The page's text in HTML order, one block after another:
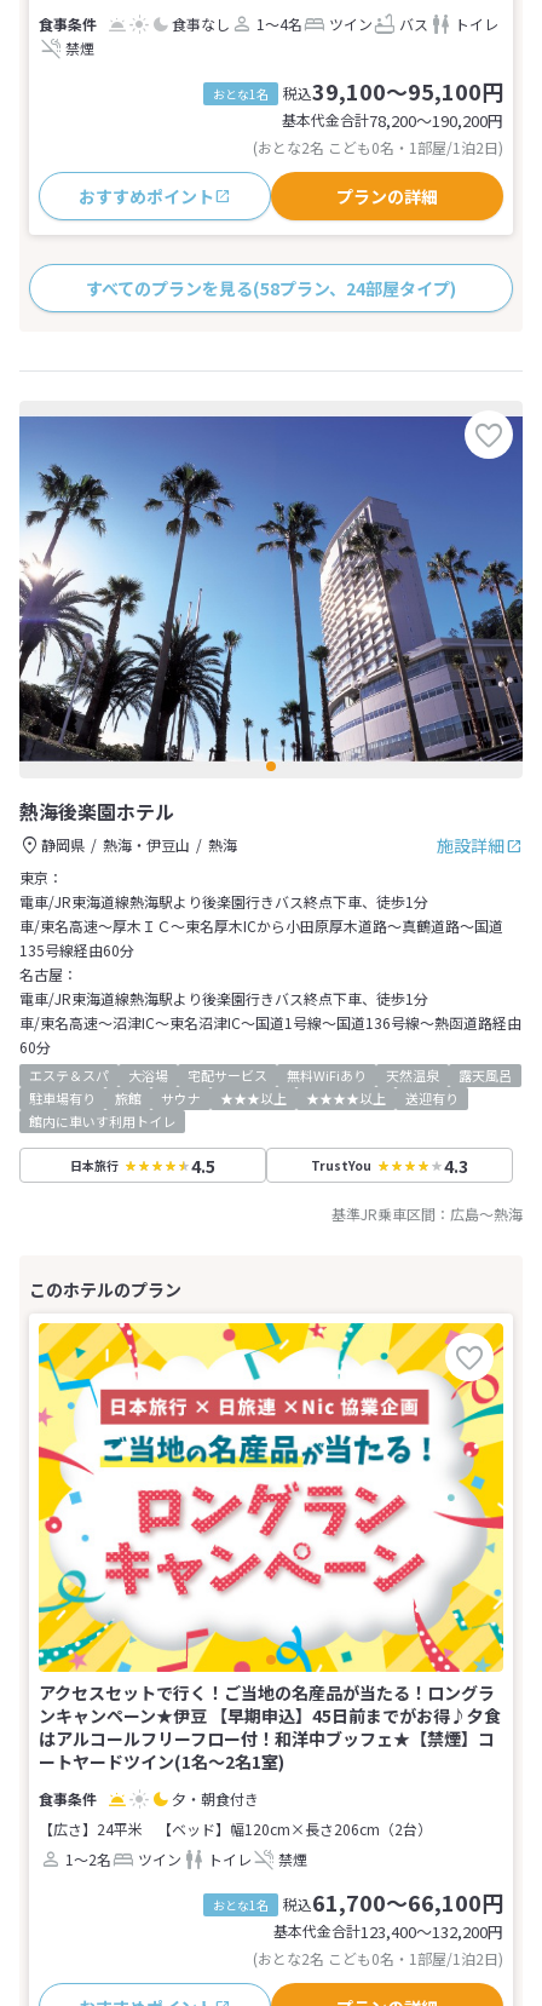
食事なし 1～4名 ツイン バス
トイレ
禁煙
おとな1名 税込39,100～95,100円
基本代金合計78,200〜190,200円
(おとな2名 こども0名・1部屋/1泊2日)
おすすめポイント プランの詳細
すべてのプランを見る(58プラン、24部屋タイプ)
熱海後楽園ホテル
施設詳細
静岡県 熱海・伊豆山
熱海
東京：
電車/JR東海道線熱海駅より後楽園行きバス終点下車、徒歩1分
車/東名高速～厚木ＩＣ～東名厚木ICから小田原厚木道路～真鶴道路～国道
135号線経由60分
名古屋：
電車/JR東海道線熱海駅より後楽園行きバス終点下車、徒歩1分
車/東名高速～沼津IC～東名沼津IC～国道1号線～国道136号線～熱函道路経由
60分
エステ＆スパ 大浴場 宅配サービス 無料WiFiあり 天然温泉
露天風呂
駐車場有り
旅館 サウナ ★★★以上 ★★★★以上
送迎有り
館内に車いす利用トイレ
日本旅行 4.5 TrustYou 4.3
基準JR乗車区間： 広島～熱海
アクセスセットで行く！ご当地の名産品が当たる！ロングラ
ンキャンペーン★伊豆 【早期申込】45日前までがお得♪夕食
はアルコールフリーフロー付！和洋中ブッフェ★【禁煙】コ
ートヤードツイン(1名～2名1室)
夕・朝食付き
【広さ】24平米
【ベッド】幅120cm×長さ206cm（2台）
1～2名
ツイン トイレ 禁煙
おとな1名 税込61,700～66,100円
基本代金合計123,400〜132,200円
(おとな2名 こども0名・1部屋/1泊2日)